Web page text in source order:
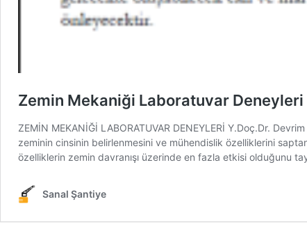
Zemin Mekaniği Laboratuvar Deneyleri
ZEMİN MEKANİĞİ LABORATUVAR DENEYLERİ Y.Doç.Dr.
zeminin cinsinin belirlenmesini ve mühendislik özelliklerini
özelliklerin zemin davranışı üzerinde en fazla etkisi olduğunu
Sanal Şantiye